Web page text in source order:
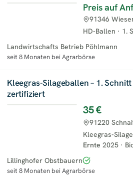
Preis auf
HD-Ballen · 1.
91346
Landwirtschafts Betrieb Pöhlmann
seit 8 Monaten bei Agrarbörse
Kleegras-Silageballen – 1.
zertifiziert
35 €
Kleegras-Silage
Ernte 2025 ·
91220
Lillinghofer Obstbauern
seit 8 Monaten bei Agrarbörse